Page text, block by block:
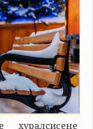
хуралҫисене